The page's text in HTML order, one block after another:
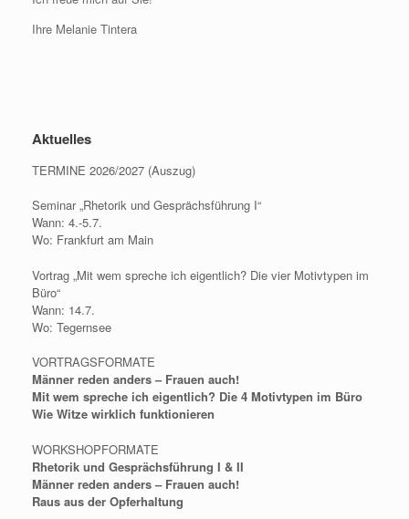
Ihre Melanie Tintera
Aktuelles
TERMINE 2026/2027 (Auszug)
Seminar „Rhetorik und Gesprächsführung I“
Wann: 4.-5.7.
Wo: Frankfurt am Main
Vortrag „Mit wem spreche ich eigentlich? Die vier Motivtypen im
Büro“
Wann: 14.7.
Wo: Tegernsee
VORTRAGSFORMATE
Männer reden anders – Frauen auch!
Mit wem spreche ich eigentlich? Die 4 Motivtypen im Büro
Wie Witze wirklich funktionieren
WORKSHOPFORMATE
Rhetorik und Gesprächsführung I & II
Männer reden anders – Frauen auch!
Raus aus der Opferhaltung